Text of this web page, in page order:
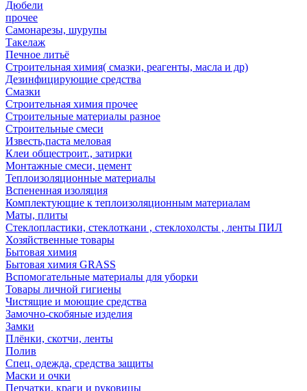
Дюбели
прочее
Самонарезы, шурупы
Такелаж
Печное литьё
Строительная химия( смазки, реагенты, масла и др)
Дезинфицирующие средства
Смазки
Строительная химия прочее
Строительные материалы разное
Строительные смеси
Известь,паста меловая
Клеи общестроит., затирки
Монтажные смеси, цемент
Теплоизоляционные материалы
Вспененная изоляция
Комплектующие к теплоизоляционным материалам
Маты, плиты
Стеклопластики, стеклоткани , стеклохолсты , ленты ПИЛ
Хозяйственные товары
Бытовая химия
Бытовая химия GRASS
Вспомогательные материалы для уборки
Товары личной гигиены
Чистящие и моющие средства
Замочно-скобяные изделия
Замки
Плёнки, скотчи, ленты
Полив
Спец. одежда, средства защиты
Маски и очки
Перчатки, краги и руковицы